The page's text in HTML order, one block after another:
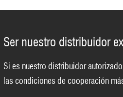
Ser nuestro distribuidor
Si es nuestro distribuidor
las condiciones de cooperación